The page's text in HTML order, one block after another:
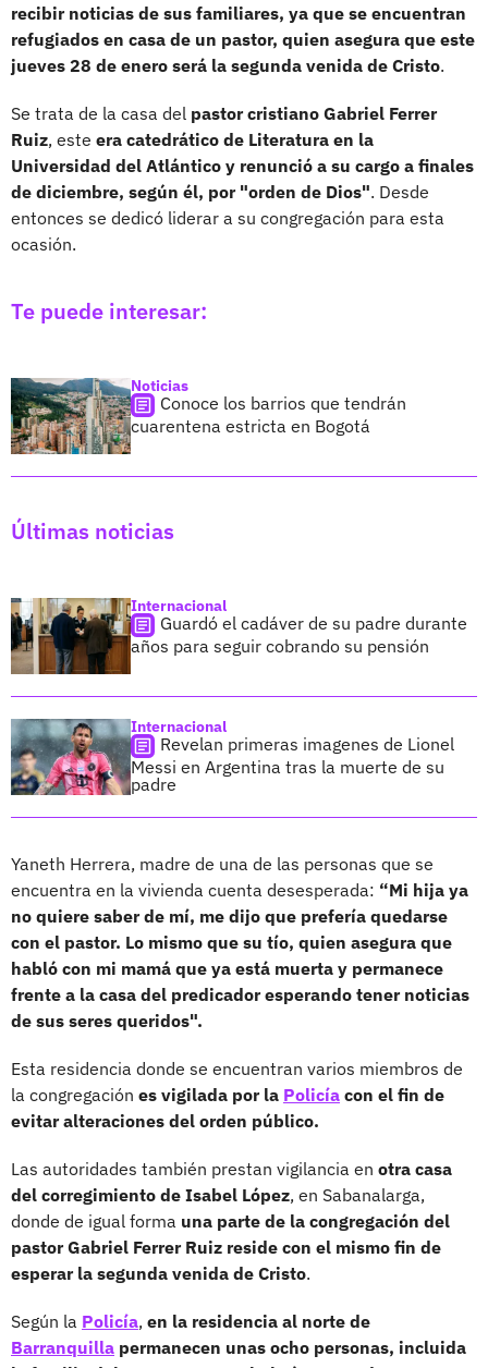
recibir noticias de sus familiares, ya que se encuentran
refugiados en casa de un pastor, quien asegura que este
jueves 28 de enero será la segunda venida de Cristo.
Se trata de la casa del pastor cristiano Gabriel Ferrer
Ruiz, este era catedrático de Literatura en la
Universidad del Atlántico y renunció a su cargo a finales
de diciembre, según él, por "orden de Dios". Desde
entonces se dedicó liderar a su congregación para esta
ocasión.
Te puede interesar:
Noticias
Conoce los barrios que tendrán
cuarentena estricta en Bogotá
Últimas noticias
Internacional
Guardó el cadáver de su padre durante
años para seguir cobrando su pensión
Internacional
Revelan primeras imagenes de Lionel
Messi en Argentina tras la muerte de su
padre
Yaneth Herrera, madre de una de las personas que se
encuentra en la vivienda cuenta desesperada: “Mi hija ya
no quiere saber de mí, me dijo que prefería quedarse
con el pastor. Lo mismo que su tío, quien asegura que
habló con mi mamá que ya está muerta y permanece
frente a la casa del predicador esperando tener noticias
de sus seres queridos".
Esta residencia donde se encuentran varios miembros de
la congregación es vigilada por la Policía con el fin de
evitar alteraciones del orden público.
Las autoridades también prestan vigilancia en otra casa
del corregimiento de Isabel López, en Sabanalarga,
donde de igual forma una parte de la congregación del
pastor Gabriel Ferrer Ruiz reside con el mismo fin de
esperar la segunda venida de Cristo.
Según la Policía, en la residencia al norte de
Barranquilla permanecen unas ocho personas, incluida